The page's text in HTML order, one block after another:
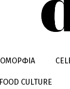
ΟΜΟΡΦΙΑ
FOOD CULTURE
TIPS